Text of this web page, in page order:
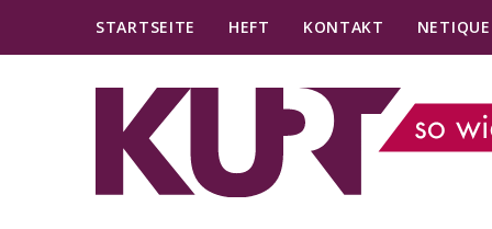
STARTSEITE HEFT KONTAKT